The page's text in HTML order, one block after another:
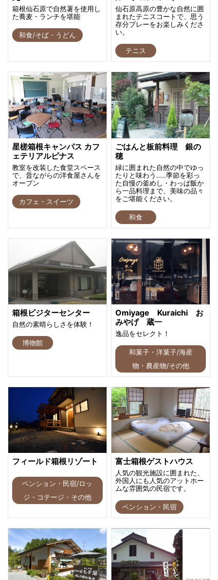
箱根仙石原で自然薯を使用し
た蕎麦・ランチを堪能
和食/そば・うどん
仙石原高原の豊かな自然に囲
まれたテニスコートで、思う
存分プレーをお楽しみくださ
い。
テニス
星槎箱根キャンパス カフ
ェテリアルピナス
教室を改装した食堂スペース
で、昔ながらの洋食屋さんを
オープン
カフェ・スイーツ
ごはんと板前料理 銀の
穂
緑に囲まれた自然の中でゆっ
たりと味わう.....季節を彩っ
た自慢の釜めし・わっぱ飯か
ら一品料理まで、美味の品々
をご堪能ください。
和食
箱根ビジターセンター
自然の素晴らしさを体験！
博物館
Omiyage Kuraichi お
みやげ 蔵一
逸品をセレクト！
和菓子・洋菓子/海産
物・農産物/その他
フィールド箱根リゾート
ペンション・民宿/ロッ
ジ・コテージ・その他
富士箱根ゲストハウス
人気の観光施設に囲まれた、
外国人にも人気のアットホー
ムな雰囲気の民宿です。
ペンション・民宿